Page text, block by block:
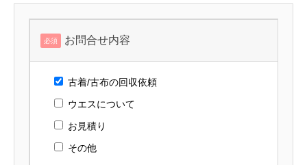
必須 お問合せ内容
古着/古布の回収依頼
ウエスについて
お見積り
その他